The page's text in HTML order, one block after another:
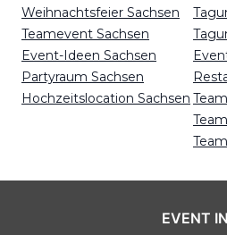
Weihnachtsfeier Sachsen
Teamevent Sachsen
Event-Ideen Sachsen
Partyraum Sachsen
Hochzeitslocation Sachsen
EVENT